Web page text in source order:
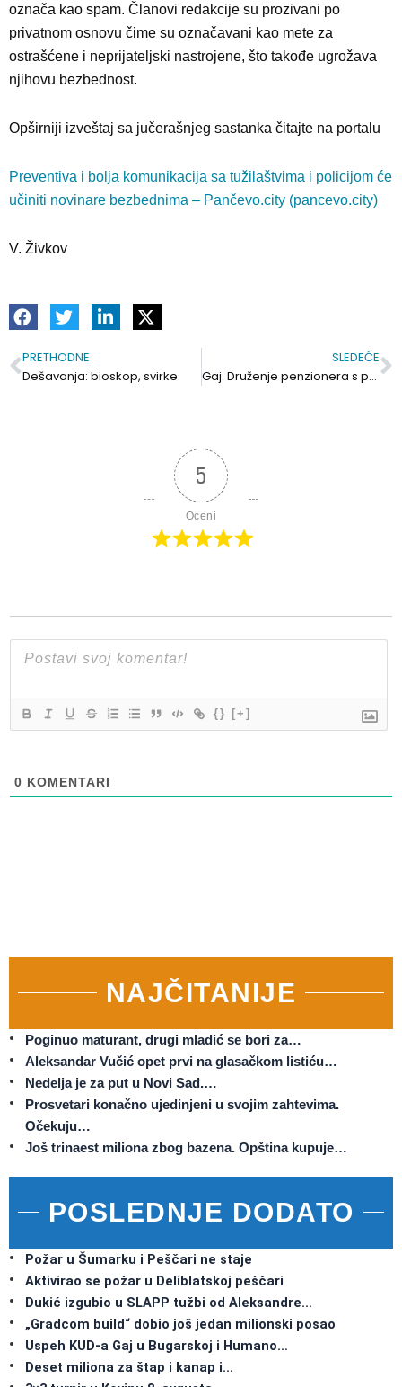
označa kao spam. Članovi redakcije su prozivani po
privatnom osnovu čime su označavani kao mete za
ostrašćene i neprijateljski nastrojene, što takođe ugrožava
njihovu bezbednost.
Opširniji izveštaj sa jučerašnjeg sastanka čitajte na portalu
Preventiva i bolja komunikacija sa tužilaštvima i policijom će
učiniti novinare bezbednima – Pančevo.city (pancevo.city)
V. Živkov
Prev
PRETHODNE
Dešavanja: bioskop, svirke
SLEDEĆE
Gaj: Druženje penzionera s predsednicom opštine
5
Oceni
{} [+]
0 KOMENTARI
NAJČITANIJE
Poginuo maturant, drugi mladić se bori za…
Aleksandar Vučić opet prvi na glasačkom listiću…
Nedelja je za put u Novi Sad.…
Prosvetari konačno ujedinjeni u svojim zahtevima.
Očekuju…
Još trinaest miliona zbog bazena. Opština kupuje…
POSLEDNJE DODATO
Požar u Šumarku i Peščari ne staje
Aktivirao se požar u Deliblatskoj peščari
Dukić izgubio u SLAPP tužbi od Aleksandre…
„Gradcom build“ dobio još jedan milionski posao
Uspeh KUD-a Gaj u Bugarskoj i Humano…
Deset miliona za štap i kanap i…